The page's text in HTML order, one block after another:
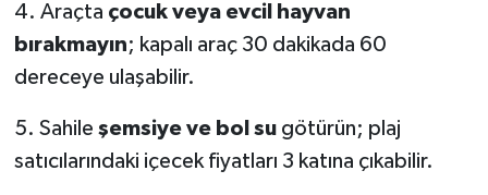
4. Araçta çocuk veya evcil hayvan
bırakmayın; kapalı araç 30 dakikada 60
dereceye ulaşabilir.
5. Sahile şemsiye ve bol sugötürün; plaj
satıcılarındaki içecek fiyatları 3 katına çıkabilir.